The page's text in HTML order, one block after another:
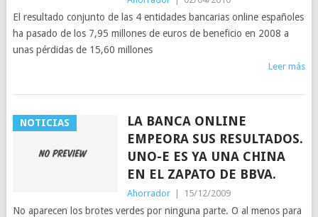
El resultado conjunto de las 4 entidades bancarias online españoles
ha pasado de los 7,95 millones de euros de beneficio en 2008 a
unas pérdidas de 15,60 millones
Leer más
NOTICIAS
LA BANCA ONLINE
EMPEORA SUS RESULTADOS.
UNO-E ES YA UNA CHINA
EN EL ZAPATO DE BBVA.
Ahorrador 15/12/2009
No aparecen los brotes verdes por ninguna parte. O al menos para